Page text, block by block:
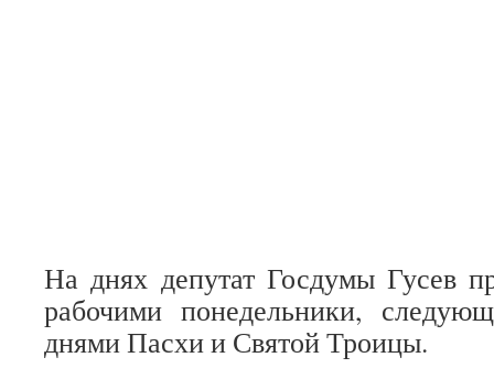
На днях депутат Госдумы Гусев
рабочими понедельники,
днями Пасхи и Святой Троицы.